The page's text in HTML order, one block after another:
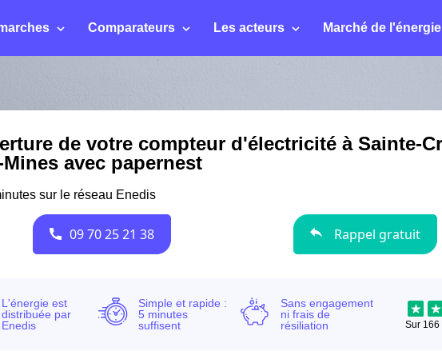
Comparateurs Les acteurs Marché de l'énergie